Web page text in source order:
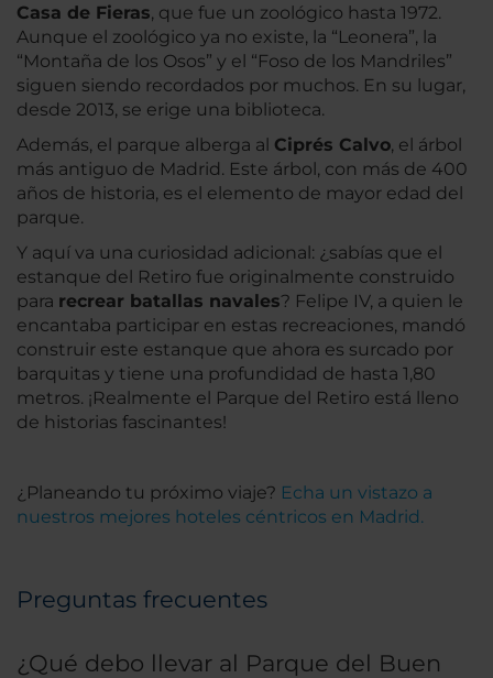
Casa de Fieras, que fue un zoológico hasta 1972.
Aunque el zoológico ya no existe, la “Leonera”, la
“Montaña de los Osos” y el “Foso de los Mandriles”
siguen siendo recordados por muchos. En su lugar,
desde 2013, se erige una biblioteca.
Además, el parque alberga al Ciprés Calvo, el árbol
más antiguo de Madrid. Este árbol, con más de 400
años de historia, es el elemento de mayor edad del
parque.
Y aquí va una curiosidad adicional: ¿sabías que el
estanque del Retiro fue originalmente construido
para recrear batallas navales? Felipe IV, a quien le
encantaba participar en estas recreaciones, mandó
construir este estanque que ahora es surcado por
barquitas y tiene una profundidad de hasta 1,80
metros. ¡Realmente el Parque del Retiro está lleno
de historias fascinantes!
¿Planeando tu próximo viaje? Echa un vistazo a
nuestros mejores hoteles céntricos en Madrid.
Preguntas frecuentes
¿Qué debo llevar al Parque del Buen